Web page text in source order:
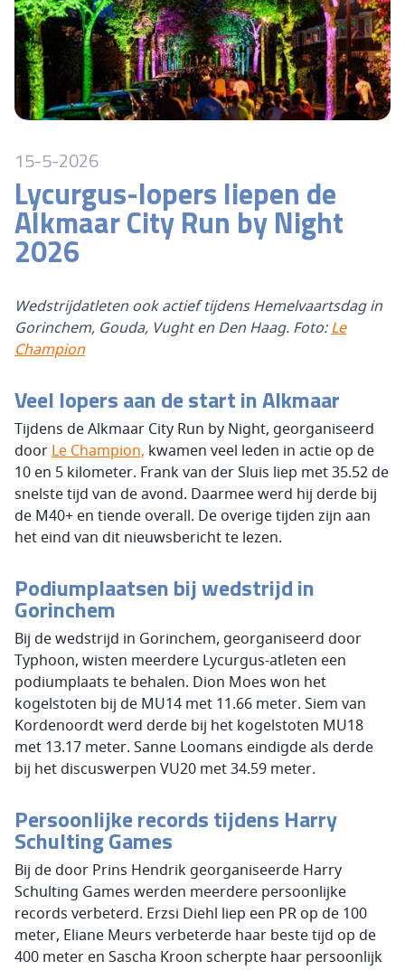
15-5-2026
Lycurgus-lopers liepen de
Alkmaar City Run by Night
2026
Wedstrijdatleten ook actief tijdens Hemelvaartsdag in
Gorinchem, Gouda, Vught en Den Haag. Foto:Le
Champion
Veel lopers aan de start in Alkmaar
Tijdens de Alkmaar City Run by Night, georganiseerd
door Le Champion, kwamen veel leden in actie op de
10 en 5 kilometer. Frank van der Sluis liep met 35.52 de
snelste tijd van de avond. Daarmee werd hij derde bij
de M40+ en tiende overall. De overige tijden zijn aan
het eind van dit nieuwsbericht te lezen.
Podiumplaatsen bij wedstrijd in
Gorinchem
Bij de wedstrijd in Gorinchem, georganiseerd door
Typhoon, wisten meerdere Lycurgus-atleten een
podiumplaats te behalen. Dion Moes won het
kogelstoten bij de MU14 met 11.66 meter. Siem van
Kordenoordt werd derde bij het kogelstoten MU18
met 13.17 meter. Sanne Loomans eindigde als derde
bij het discuswerpen VU20 met 34.59 meter.
Persoonlijke records tijdens Harry
Schulting Games
Bij de door Prins Hendrik georganiseerde Harry
Schulting Games werden meerdere persoonlijke
records verbeterd. Erzsi Diehl liep een PR op de 100
meter, Eliane Meurs verbeterde haar beste tijd op de
400 meter en Sascha Kroon scherpte haar persoonlijk